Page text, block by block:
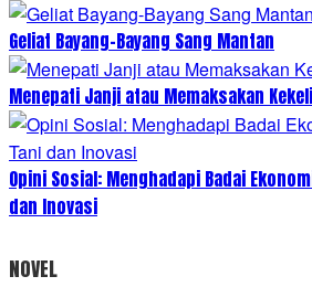
Geliat Bayang-Bayang Sang Mantan
Menepati Janji atau Memaksakan
Opini Sosial: Menghadapi Badai
dan Inovasi
NOVEL